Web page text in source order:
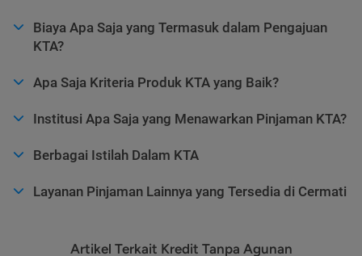
Biaya Apa Saja yang Termasuk dalam Pengajuan
KTA?
Apa Saja Kriteria Produk KTA yang Baik?
Institusi Apa Saja yang Menawarkan Pinjaman KTA?
Berbagai Istilah Dalam KTA
Layanan Pinjaman Lainnya yang Tersedia di Cermati
Artikel Terkait Kredit Tanpa Agunan